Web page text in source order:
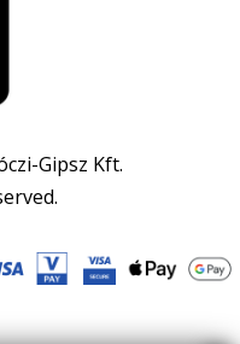
Gipsz Kft.